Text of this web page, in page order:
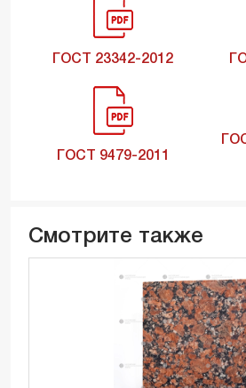
ГОСТ 23342-2012
ГОСТ 9479-2011
Смотрите также